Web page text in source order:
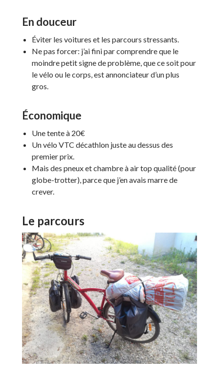
En douceur
Éviter les voitures et les parcours stressants.
Ne pas forcer: j’ai fini par comprendre que le
moindre petit signe de problème, que ce soit pour
le vélo ou le corps, est annonciateur d’un plus
gros.
Économique
Une tente à 20€
Un vélo VTC décathlon juste au dessus des
premier prix.
Mais des pneux et chambre à air top qualité (pour
globe-trotter), parce que j’en avais marre de
crever.
Le parcours